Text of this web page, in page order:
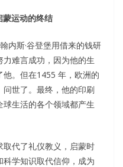
蒙运动的终结
内斯·谷登堡用借来的钱研
难言成功，因为他的生
。但在1455 年，欧洲的
世了。最终，他的印刷
生活的各个领域都产生
代了礼仪教义，启蒙时
学知识取代信仰，成为